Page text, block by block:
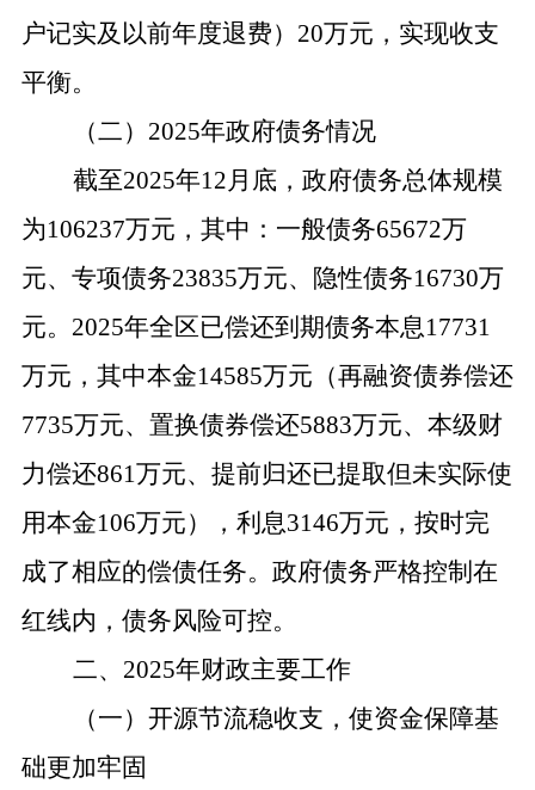
户记实及以前年度退费）20万元，实现收支
平衡。
（二） 2025年政府债务情况
截至2025年12月底，政府债务总体规模
为106237万元，其中：一般债务65672万
元、专项债务23835万元、隐性债务16730万
元。2025年全区已偿还到期债务本息17731
万元，其中本金14585万元（再融资债券偿还
7735万元、置换债券偿还5883万元、本级财
力偿还861万元、提前归还已提取但未实际使
用本金106万元），利息3146万元，按时完
成了相应的偿债任务。政府债务严格控制在
红线内，债务风险可控。
二、 2025年财政主要工作
（一）开源节流稳收支，使资金保障基
础更加牢固